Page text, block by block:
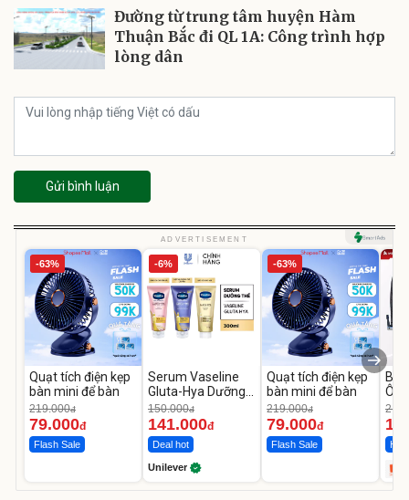
Đường từ trung tâm huyện Hàm
Thuận Bắc đi QL 1A: Công trình hợp
lòng dân
Gửi bình luận
ADVERTISEMENT
-63%
Quạt tích điện kẹp
bàn mini để bàn
219.000đ
79.000đ
Flash Sale
-6%
Serum Vaseline
Gluta-Hya Dưỡng
Da Sáng Mịn Sau 7
Ngày
150.000đ
141.000đ
Deal hot
Unilever
-63%
Quạt tích điện kẹp
bàn mini để bàn
219.000đ
79.000đ
Flash Sale
Ô
Hot